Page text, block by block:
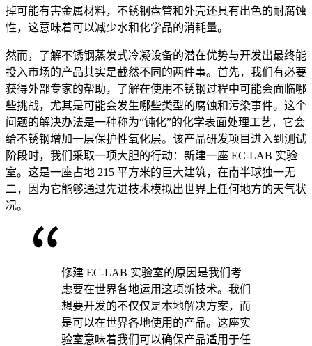
掉可能有害金属材料，不锈钢盘管和外壳还具有出色的耐腐蚀
性，这意味着可以减少水和化学品的消耗量。
然而，了解不锈钢蒸发式冷凝设备的潜在优势与开发出最终能
投入市场的产品其实是截然不同的两件事。首先，我们有必要
获得外部专家的帮助，了解在使用不锈钢过程中可能会面临哪
些挑战，尤其是可能会发生哪些类型的腐蚀和污染事件。这个
问题的解决办法是一种称为“钝化”的化学表面处理工艺，它会
给不锈钢增加一层保护性氧化层。该产品研发项目进入到测试
阶段时，我们采取一项大胆的行动：新建一座 EC-LAB 实验
室。这是一座占地 215 平方米的巨大建筑，在南半球独一无
二，因为它能够通过先进技术模拟出世界上任何地方的天气状
况。
修建 EC-LAB 实验室的原因是我们考
虑要在世界各地运用这项新技术。我们
想要开发的不仅仅是本地解决方案，而
是可以在世界各地使用的产品。这座实
验室意味着我们可以确保产品适用于任